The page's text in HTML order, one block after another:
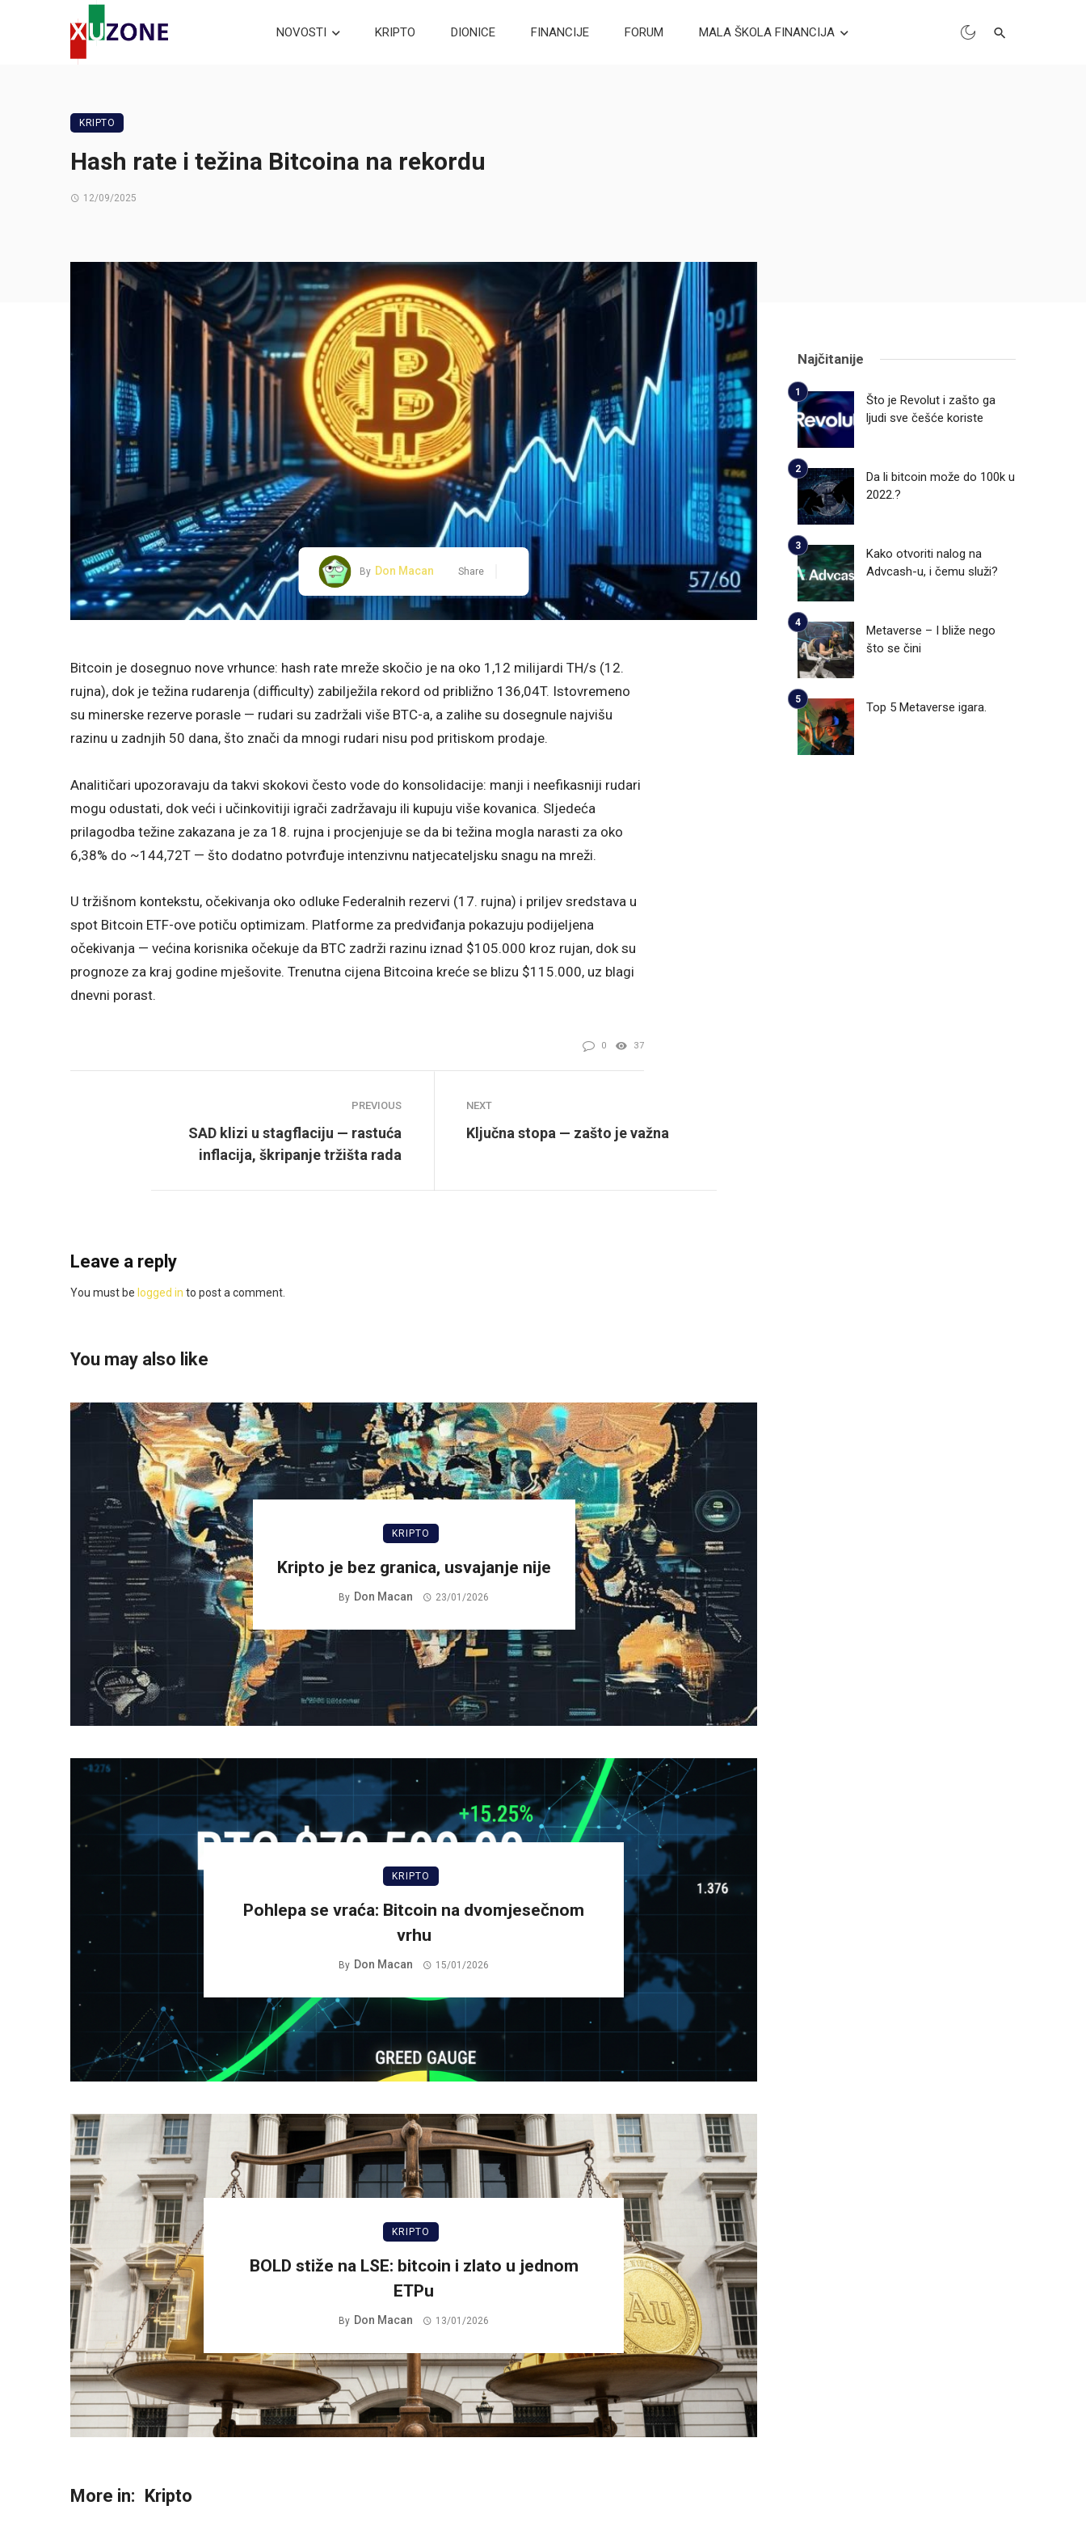
NOVOSTI KRIPTO DIONICE FINANCIJE FORUM MALA ŠKOLA FINANCIJA
KRIPTO
Hash rate i težina Bitcoina na rekordu
12/09/2025
By Don Macan Share
Bitcoin je dosegnuo nove vrhunce: hash rate mreže skočio je na oko 1,12 milijardi TH/s (12.
rujna), dok je težina rudarenja (difficulty) zabilježila rekord od približno 136,04T. Istovremeno
su minerske rezerve porasle — rudari su zadržali više BTC-a, a zalihe su dosegnule najvišu
razinu u zadnjih 50 dana, što znači da mnogi rudari nisu pod pritiskom prodaje.
Analitičari upozoravaju da takvi skokovi često vode do konsolidacije: manji i neefikasniji rudari
mogu odustati, dok veći i učinkovitiji igrači zadržavaju ili kupuju više kovanica. Sljedeća
prilagodba težine zakazana je za 18. rujna i procjenjuje se da bi težina mogla narasti za oko
6,38% do ~144,72T — što dodatno potvrđuje intenzivnu natjecateljsku snagu na mreži.
U tržišnom kontekstu, očekivanja oko odluke Federalnih rezervi (17. rujna) i priljev sredstava u
spot Bitcoin ETF-ove potiču optimizam. Platforme za predviđanja pokazuju podijeljena
očekivanja — većina korisnika očekuje da BTC zadrži razinu iznad $105.000 kroz rujan, dok su
prognoze za kraj godine mješovite. Trenutna cijena Bitcoina kreće se blizu $115.000, uz blagi
dnevni porast.
0 37
PREVIOUS
SAD klizi u stagflaciju — rastuća
inflacija, škripanje tržišta rada
NEXT
Ključna stopa — zašto je važna
Leave a reply
You must be logged in to post a comment.
You may also like
KRIPTO
Kripto je bez granica, usvajanje nije
By Don Macan 23/01/2026
KRIPTO
Pohlepa se vraća: Bitcoin na dvomjesečnom
vrhu
By Don Macan 15/01/2026
KRIPTO
BOLD stiže na LSE: bitcoin i zlato u jednom
ETPu
By Don Macan 13/01/2026
More in: Kripto
Najčitanije
Što je Revolut i zašto ga
ljudi sve češće koriste
Da li bitcoin može do 100k u
2022.?
Kako otvoriti nalog na
Advcash-u, i čemu služi?
Metaverse – I bliže nego
što se čini
Top 5 Metaverse igara.